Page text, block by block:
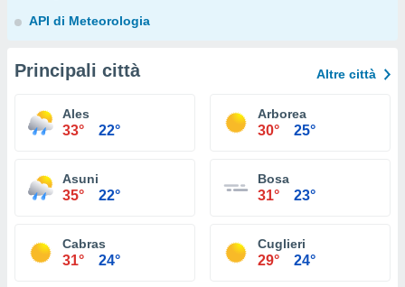
API di Meteorologia
Principali città Altre città
Ales
33° 22°
Arborea
30° 25°
Asuni
35° 22°
Bosa
31° 23°
Cabras
31° 24°
Cuglieri
29° 24°